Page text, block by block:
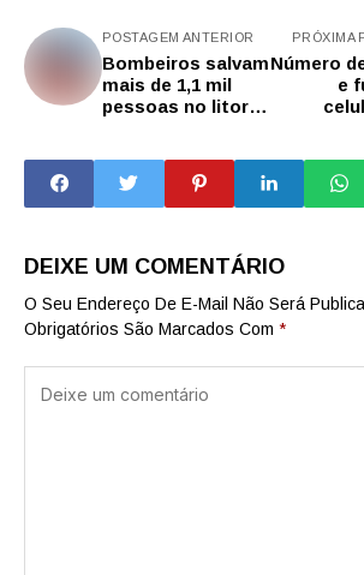
POSTAGEM ANTERIOR
Bombeiros salvam
mais de 1,1 mil
pessoas no litoral
PRÓXIMA
Número
e
DEIXE UM COMENTÁRIO
O Seu Endereço De E-Mail Não Será
Obrigatórios São Marcados Com *